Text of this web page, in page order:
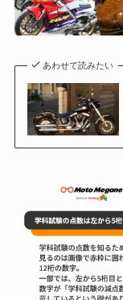
あわせて読みたい